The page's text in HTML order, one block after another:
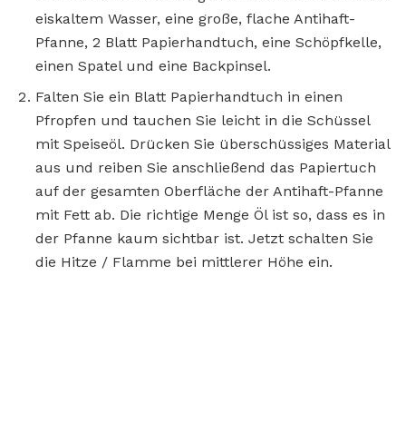
eiskaltem Wasser, eine große, flache Antihaft-
Pfanne, 2 Blatt Papierhandtuch, eine Schöpfkelle,
einen Spatel und eine Backpinsel.
Falten Sie ein Blatt Papierhandtuch in einen
Pfropfen und tauchen Sie leicht in die Schüssel
mit Speiseöl. Drücken Sie überschüssiges Material
aus und reiben Sie anschließend das Papiertuch
auf der gesamten Oberfläche der Antihaft-Pfanne
mit Fett ab. Die richtige Menge Öl ist so, dass es in
der Pfanne kaum sichtbar ist. Jetzt schalten Sie
die Hitze / Flamme bei mittlerer Höhe ein.